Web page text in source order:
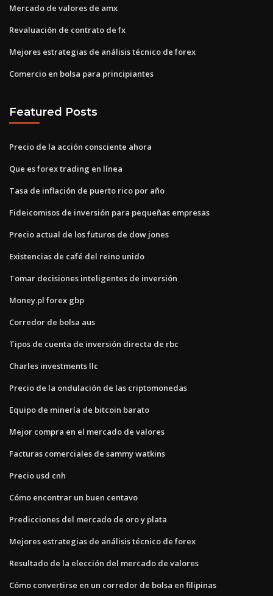
Mercado de valores de amx
Revaluación de contrato de fx
Mejores estrategias de análisis técnico de forex
Comercio en bolsa para principiantes
Featured Posts
Precio de la acción consciente ahora
Que es forex trading en línea
Tasa de inflación de puerto rico por año
Fideicomisos de inversión para pequeñas empresas
Precio actual de los futuros de dow jones
Existencias de café del reino unido
Tomar decisiones inteligentes de inversión
Money.pl forex gbp
Corredor de bolsa aus
Tipos de cuenta de inversión directa de rbc
Charles investments llc
Precio de la ondulación de las criptomonedas
Equipo de minería de bitcoin barato
Mejor compra en el mercado de valores
Facturas comerciales de sammy watkins
Precio usd cnh
Cómo encontrar un buen centavo
Predicciones del mercado de oro y plata
Mejores estrategias de análisis técnico de forex
Resultado de la elección del mercado de valores
Cómo convertirse en un corredor de bolsa en filipinas